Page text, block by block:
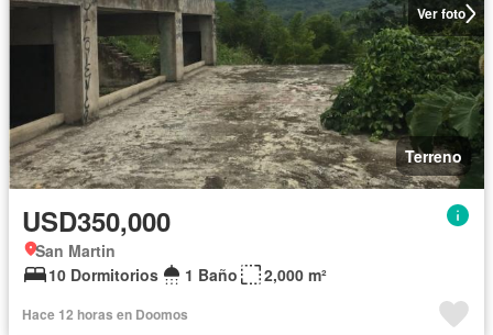
Ver foto
Terreno
USD350,000
San Martin
10 Dormitorios
1 Baño 2,000 m²
Hace 12 horas en Doomos